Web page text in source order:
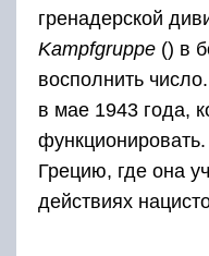
гренадерской
Kampfgruppe () в
восполнить число.
в мае 1943 года,
Грецию, где она
действиях